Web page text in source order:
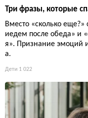
Три фразы, которые
Вместо «сколько
иедем после обеда» и
я». Признание эмоций
а.
Дети 1 022